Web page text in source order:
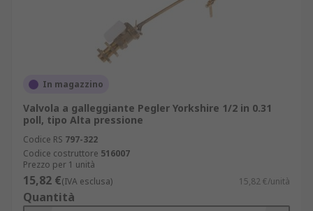
In magazzino
Valvola a galleggiante Pegler Yorkshire 1/2 in 0.31
poll, tipo Alta pressione
Codice RS 797-322
Codice costruttore 516007
Prezzo per 1 unità
15,82 €(IVA esclusa) 15,82 €/unità
Quantità